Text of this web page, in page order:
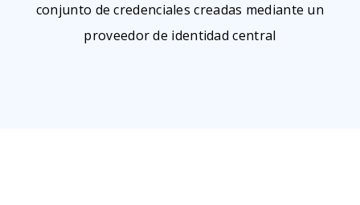
conjunto de credenciales creadas mediante un
proveedor de identidad central